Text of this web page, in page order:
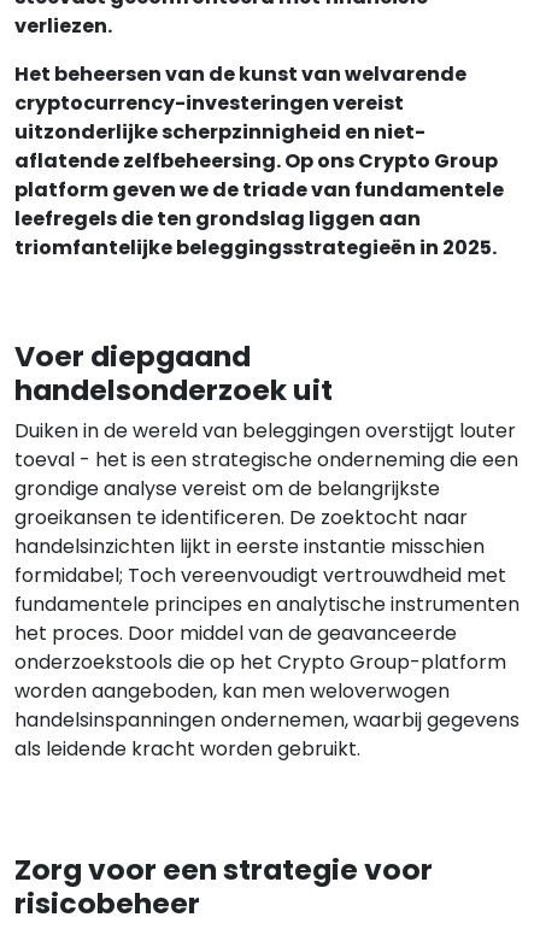
verliezen.
Het beheersen van de kunst van welvarende
cryptocurrency-investeringen vereist
uitzonderlijke scherpzinnigheid en niet-
aflatende zelfbeheersing. Op ons Crypto Group
platform geven we de triade van fundamentele
leefregels die ten grondslag liggen aan
triomfantelijke beleggingsstrategieën in 2025.
Voer diepgaand
handelsonderzoek uit
Duiken in de wereld van beleggingen overstijgt louter
toeval - het is een strategische onderneming die een
grondige analyse vereist om de belangrijkste
groeikansen te identificeren. De zoektocht naar
handelsinzichten lijkt in eerste instantie misschien
formidabel; Toch vereenvoudigt vertrouwdheid met
fundamentele principes en analytische instrumenten
het proces. Door middel van de geavanceerde
onderzoekstools die op het Crypto Group-platform
worden aangeboden, kan men weloverwogen
handelsinspanningen ondernemen, waarbij gegevens
als leidende kracht worden gebruikt.
Zorg voor een strategie voor
risicobeheer